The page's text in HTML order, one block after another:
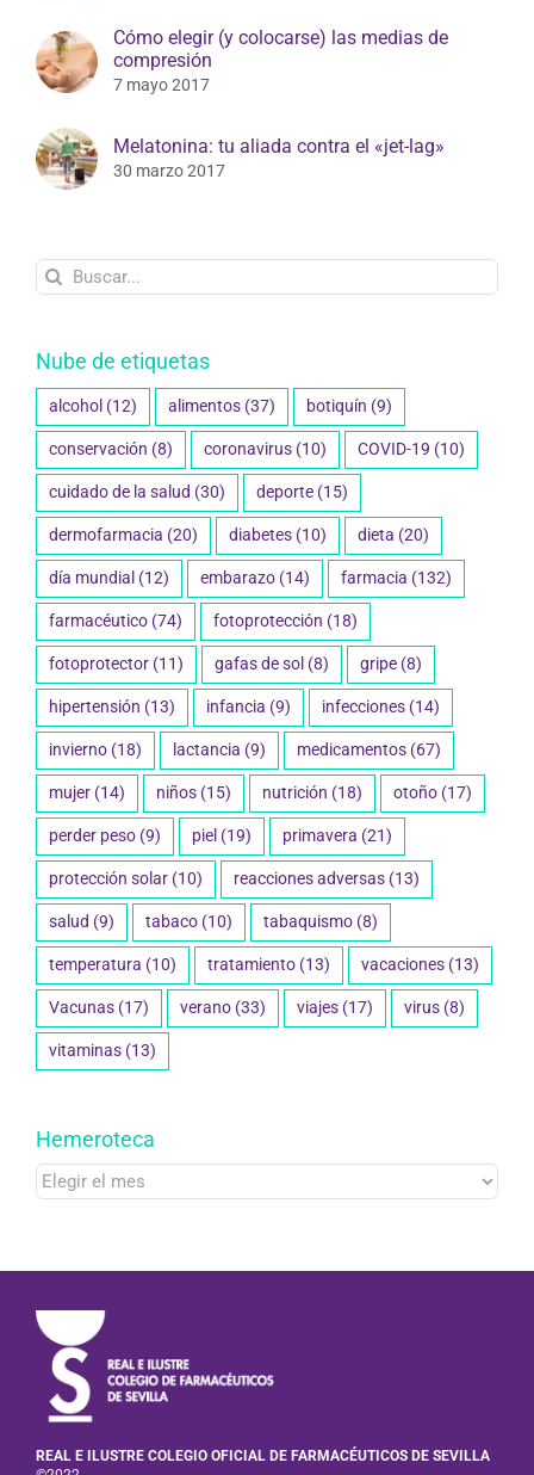
Cómo elegir (y colocarse) las medias de
compresión
7 mayo 2017
Melatonina: tu aliada contra el «jet-lag»
30 marzo 2017
Buscar:
Nube de etiquetas
alcohol (12) alimentos (37) botiquín (9)
conservación (8) coronavirus (10) COVID-19 (10)
cuidado de la salud (30) deporte (15)
dermofarmacia (20) diabetes (10) dieta (20)
día mundial (12) embarazo (14) farmacia (132)
farmacéutico (74) fotoprotección (18)
fotoprotector (11) gafas de sol (8) gripe (8)
hipertensión (13) infancia (9) infecciones (14)
invierno (18) lactancia (9) medicamentos (67)
mujer (14) niños (15) nutrición (18) otoño (17)
perder peso (9) piel (19) primavera (21)
protección solar (10) reacciones adversas (13)
salud (9) tabaco (10) tabaquismo (8)
temperatura (10) tratamiento (13) vacaciones (13)
Vacunas (17) verano (33) viajes (17) virus (8)
vitaminas (13)
Hemeroteca
Hemeroteca
REAL E ILUSTRE COLEGIO OFICIAL DE FARMACÉUTICOS DE SEVILLA